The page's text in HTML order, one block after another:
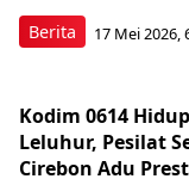
Berita 17 Mei 2026,
Kodim 0614
Leluhur, Pesilat
Cirebon Adu